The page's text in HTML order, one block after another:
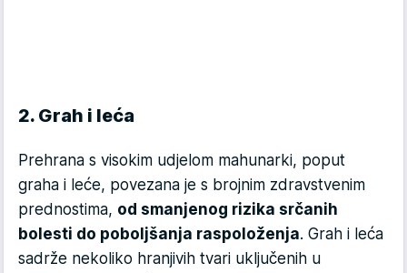
2. Grah i leća
Prehrana s visokim udjelom mahunarki, poput
graha i leće, povezana je s brojnim zdravstvenim
prednostima, od smanjenog rizika srčanih
bolesti do poboljšanja raspoloženja. Grah i leća
sadrže nekoliko hranjivih tvari uključenih u